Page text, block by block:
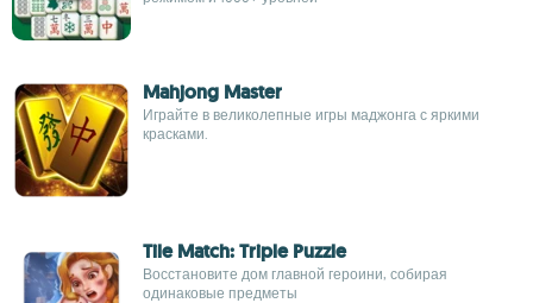
Mahjong Master
Играйте в великолепные игры маджонга с яркими
красками.
Tile Match: Triple Puzzle
Восстановите дом главной героини, собирая
одинаковые предметы